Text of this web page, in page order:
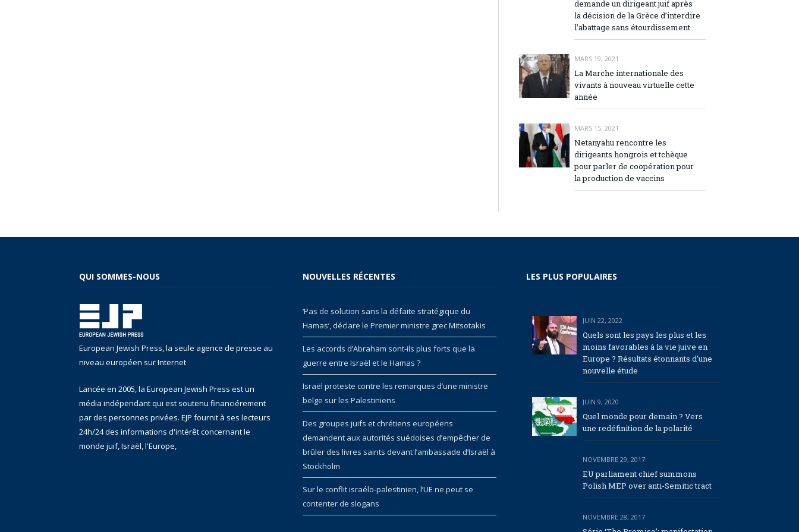
demande un dirigeant juif après
la décision de la Grèce d’interdire
l’abattage sans étourdissement
MARS 19, 2021
La Marche internationale des
vivants à nouveau virtuelle cette
année
MARS 15, 2021
Netanyahu rencontre les
dirigeants hongrois et tchèque
pour parler de coopération pour
la production de vaccins
QUI SOMMES-NOUS
European Jewish Press, la seule agence de presse au
niveau européen sur Internet
Lancée en 2005, la European Jewish Press est un
média indépendant qui est soutenu financiérement
par des personnes privées. EJP fournit à ses lecteurs
24h/24 des informations d'intérêt concernant le
monde juif, Israël, l'Europe,
NOUVELLES RÉCENTES
‘Pas de solution sans la défaite stratégique du
Hamas’, déclare le Premier ministre grec Mitsotakis
Les accords d’Abraham sont-ils plus forts que la
guerre entre Israël et le Hamas ?
Israël proteste contre les remarques d’une ministre
belge sur les Palestiniens
Des groupes juifs et chrétiens européens
demandent aux autorités suédoises d’empêcher de
brûler des livres saints devant l’ambassade d’Israël à
Stockholm
Sur le conflit israélo-palestinien, l’UE ne peut se
contenter de slogans
LES PLUS POPULAIRES
JUIN 22, 2022
Quels sont les pays les plus et les
moins favorables à la vie juive en
Europe ? Résultats étonnants d’une
nouvelle étude
JUIN 9, 2020
Quel monde pour demain ? Vers
une redéfinition de la polarité
NOVEMBRE 29, 2017
EU parliament chief summons
Polish MEP over anti-Semitic tract
NOVEMBRE 28, 2017